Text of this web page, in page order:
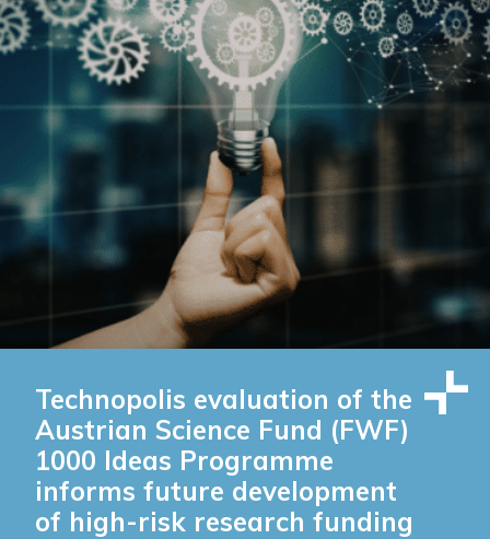
Technopolis evaluation of the
Austrian Science Fund (FWF)
1000 Ideas Programme
informs future development
of high-risk research funding